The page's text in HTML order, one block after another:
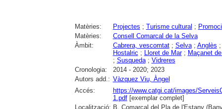
Matèries: Projectes ; Turisme cultural ;
Matèries:
Consell Comarcal de la Selva
Àmbit:
Cabrera, vescomtat; Selva; Anglès ;
Hostalric ; Lloret de Mar; Maçanet
; Susqueda; Vidreres
Cronologia:
2014 - 2020; 2023
Autors add.: Vàzquez Viu, Àngel
Accés:
https://www.catgi.cat/images/
1.pdf[exemplar complet]
Localització: B. Comarcal del Pla de l'Estany